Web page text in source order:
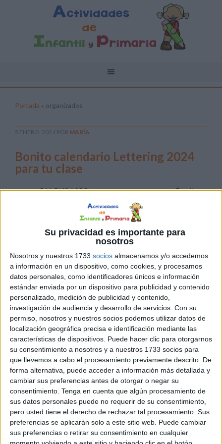
Su privacidad es importante para
nosotros
Nosotros y nuestros 1733 socios almacenamos y/o accedemos
a información en un dispositivo, como cookies, y procesamos
datos personales, como identificadores únicos e información
estándar enviada por un dispositivo para publicidad y contenido
personalizado, medición de publicidad y contenido,
investigación de audiencia y desarrollo de servicios. Con su
permiso, nosotros y nuestros socios podemos utilizar datos de
localización geográfica precisa e identificación mediante las
características de dispositivos. Puede hacer clic para otorgarnos
su consentimiento a nosotros y a nuestros 1733 socios para
que llevemos a cabo el procesamiento previamente descrito. De
forma alternativa, puede acceder a información más detallada y
cambiar sus preferencias antes de otorgar o negar su
consentimiento. Tenga en cuenta que algún procesamiento de
sus datos personales puede no requerir de su consentimiento,
pero usted tiene el derecho de rechazar tal procesamiento. Sus
preferencias se aplicarán solo a este sitio web. Puede cambiar
sus preferencias o retirar su consentimiento en cualquier
Portada » organizados
5 ENERO, 2024 POR MARÍA
Bonito calendario Lettering 2024
para tu clase
Bonito
calendario Lettering 2024 para tu clase En este
emocionante artículo, te presentamos un bonito
calendario lettering para decorar tu clase y mantener a
tus estudiantes organizados durante el año 2024. El
lettering es una técnica de escritura artística que
combina tipografías creativas y elementos visuales para
crear diseños llamativos. Con este calendario, no solo […]
Publicado en:Decoración Etiquetado como: 2024 ,Adición,
ambiente educativo,anotaciones, artículo ,Atractivo,
blog,bonito,calendario,calendario lettering ,clase,colgar,
creatividad,decoración personalizada,decorar ,diseños
llamativos ,elementos visuales ,entorno educativo,escritura
artística,espacio en blanco,estético ,estilo,estilo visualmente
atractivo,estudiantes,festividades,funcionalidad,habilidades